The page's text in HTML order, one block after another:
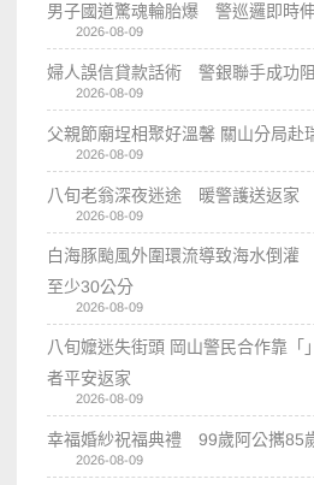
男子國道驚魂輪胎爆 警巡邏即時
2026-08-09
婦人誤信貸款話術 警銀聯手成功
2026-08-09
父親節廟埕相聚好溫馨 關山分局赴
2026-08-09
八旬老翁深夜迷途 暖警護送返家
2026-08-09
白海豚颱風外圍環流導致海水倒
至少30公分
2026-08-09
八旬嬤迷失街頭 岡山警民合作靠「
者平安返家
2026-08-09
幸福婚紗祝福典禮 99歲阿公𢹂85
2026-08-09